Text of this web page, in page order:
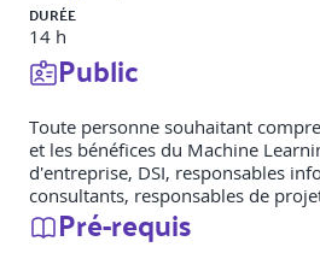
DURÉE
14 h
Public
Toute personne souhaitant
et les bénéfices du Machine
d'entreprise, DSI, responsables
consultants, responsables de
Pré-requis